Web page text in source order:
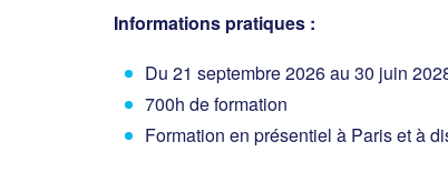
Informations pratiques :
Du 21 septembre 2026 au 30 juin
700h de formation
Formation en présentiel à Paris et à